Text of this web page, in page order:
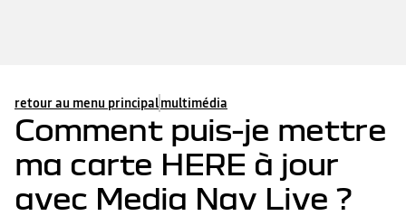
retour au menu principalmultimédia
Comment puis-je mettre
ma carte HERE à jour
avec Media Nav Live ?